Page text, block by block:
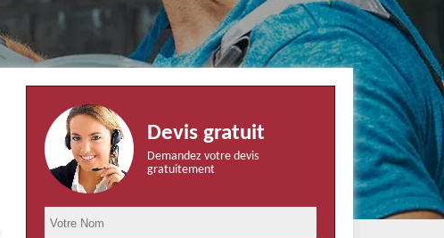
Devis gratuit
Demandez votre devis
gratuitement